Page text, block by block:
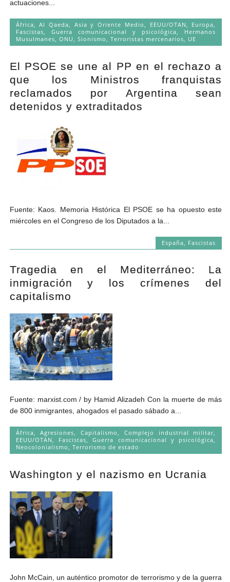
actuaciones...
África ,Al Qaeda Asia y Oriente Medio EEUU/OTAN Europa
Fascistas
Guerra comunicacional y psicológica
Hermanos
Musulmanes ONU Sionismo Terroristas mercenarios UE
El PSOE se une al PP en el rechazo a
que los Ministros franquistas
reclamados por Argentina sean
detenidos y extraditados
Fuente: Kaos. Memoria Histórica El PSOE se ha opuesto este
miércoles en el Congreso de los Diputados a la...
España Fascistas
Tragedia en el Mediterráneo: La
inmigración y los crímenes del
capitalismo
Fuente: marxist.com / by Hamid Alizadeh Con la muerte de más
de 800 inmigrantes, ahogados el pasado sábado a...
África ,Agresiones ,Capitalismo Complejo industrial militar
EEUU/OTAN
Fascistas ,Guerra comunicacional y psicológica
Neocolonialismo
Terrorismo de estado
Washington y el nazismo en Ucrania
John McCain, un auténtico promotor de terrorismo y de la guerra